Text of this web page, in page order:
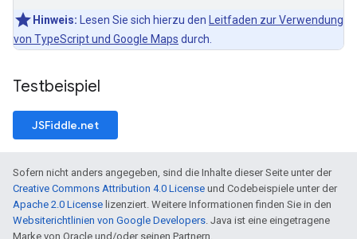
Hinweis: Lesen Sie sich hierzu den
Leitfaden zur Verwendung
von TypeScript und Google Maps durch.
Testbeispiel
JSFiddle.net
Sofern nicht anders angegeben, sind die Inhalte dieser Seite unter der
Creative Commons Attribution 4.0 License und Codebeispiele unter der
Apache 2.0 License lizenziert. Weitere Informationen finden Sie in den
Websiterichtlinien von Google Developers. Java ist eine eingetragene
Marke von Oracle und/oder seinen Partnern.